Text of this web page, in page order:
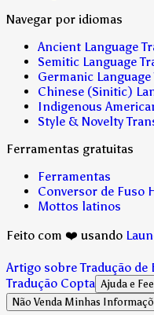
Navegar por idiomas
Ancient Language
Semitic Language
Germanic
Chinese (Sinitic)
Indigenous
Style & Novelty
Ferramentas gratuitas
Ferramentas
Conversor de Fuso
Mottos latinos
Feito com ❤️ usando
Artigo sobre Tradução de
Tradução Copta Ajuda e
Não Venda Minhas